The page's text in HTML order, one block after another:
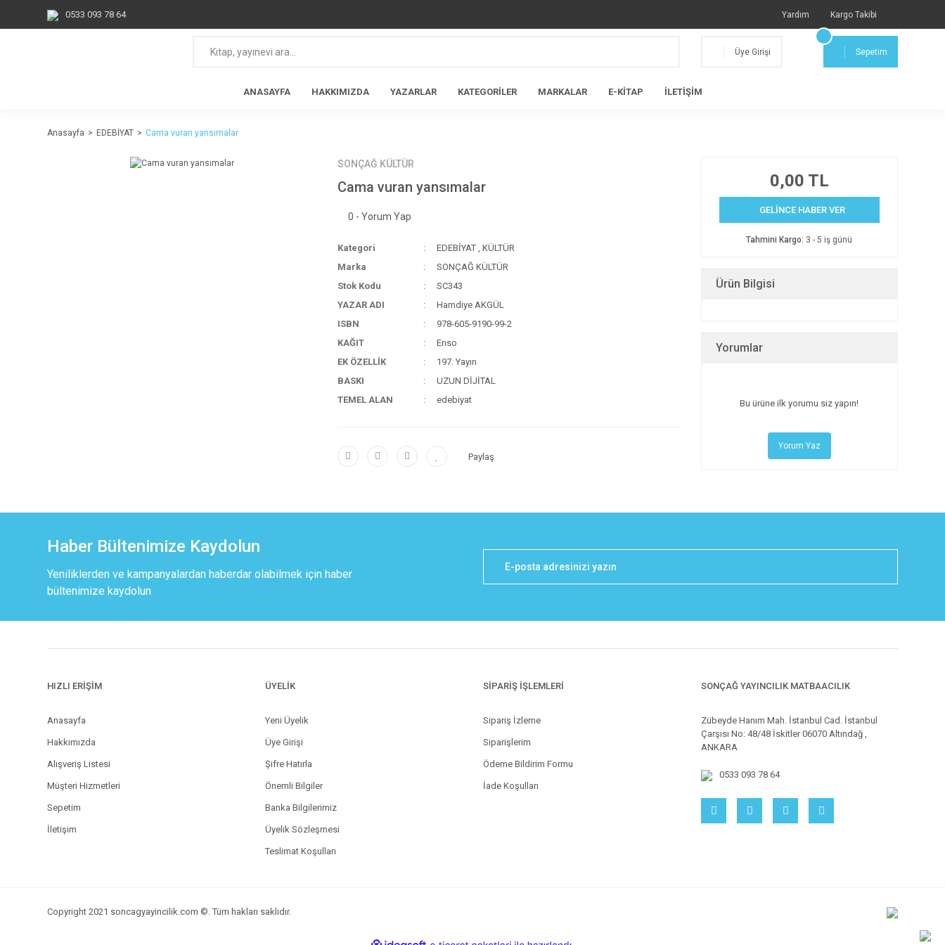
0533 093 78 64 Yardım Kargo Takibi
Üye Girişi Sepetim
ANASAYFA HAKKIMIZDA YAZARLAR KATEGORİLER MARKALAR E-KİTAP İLETİŞİM
Anasayfa EDEBİYAT Cama vuran yansımalar
SONÇAĞ KÜLTÜR
Cama vuran yansımalar
0 - Yorum Yap
Kategori EDEBİYAT , KÜLTÜR
Marka
SONÇAĞ KÜLTÜR
Stok Kodu
SC343
YAZAR ADI
Hamdiye AKGÜL
ISBN
978-605-9190-99-2
KAĞIT
Enso
EK ÖZELLİK
197. Yayın
BASKI
UZUN DİJİTAL
TEMEL ALAN
edebiyat
Paylaş
0,00 TL
GELİNCE HABER VER
Tahmini Kargo: 3 - 5 iş günü
Ürün Bilgisi
Yorumlar
Bu ürüne ilk yorumu siz yapın!
Yorum Yaz
Haber Bültenimize Kaydolun
Yeniliklerden ve kampanyalardan haberdar olabilmek için haber
bültenimize kaydolun
HIZLI ERİŞİM
Anasayfa
Hakkımızda
Alışveriş Listesi
Müşteri Hizmetleri
Sepetim
İletişim
ÜYELİK
Yeni Üyelik
Üye Girişi
Şifre Hatırla
Önemli Bilgiler
Banka Bilgilerimiz
Üyelik Sözleşmesi
Teslimat Koşulları
SİPARİŞ İŞLEMLERİ
Sipariş İzleme
Siparişlerim
Ödeme Bildirim Formu
İade Koşulları
SONÇAĞ YAYINCILIK MATBAACILIK
Zübeyde Hanım Mah. İstanbul Cad. İstanbul
Çarşısı No: 48/48 İskitler 06070 Altındağ ,
ANKARA
0533 093 78 64
Copyright 2021 soncagyayincilik.com ©. Tüm hakları saklıdır.